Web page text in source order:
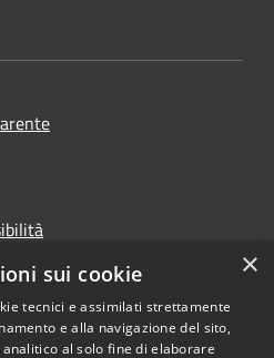
×
sui cookie
tecnici e assimilati strettamente
e alla navigazione del sito,
al solo fine di elaborare